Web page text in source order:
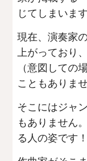
じてしまいます
現在、演奏家
上がっており
（意図しての
こともありませ
そこにはジャ
もありません
る人の姿です！